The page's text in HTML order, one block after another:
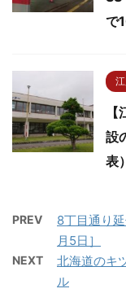
で
設
表）
PREV
8丁目通り
月5日］
NEXT
北海道のキ
ル